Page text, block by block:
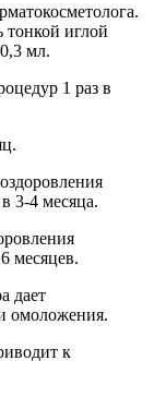
тонкой иглой
мл.
1 раз в
3-4 месяца.
месяцев.
дает
омоложения.
к